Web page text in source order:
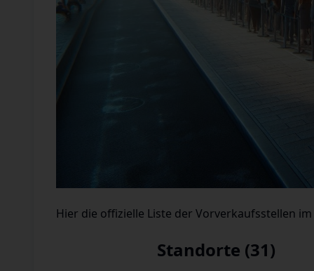
Hier die offizielle Liste der Vorverkaufsstellen
Standorte (31)